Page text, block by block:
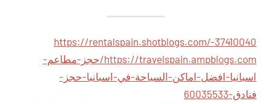
https://rentalspain.shotblogs.com/-37410040
https://travelspain.ampblogs.com/حجز-مطاعم-
اسبانيا-افضل-اماكن-السياحة-في-اسبانيا-حجز-
فنادق-60035533